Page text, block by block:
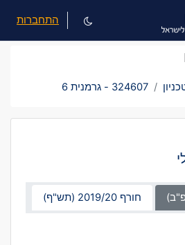
324607 - גרמנית 6
חורף 2019/20 (תש"ף)
התחברות